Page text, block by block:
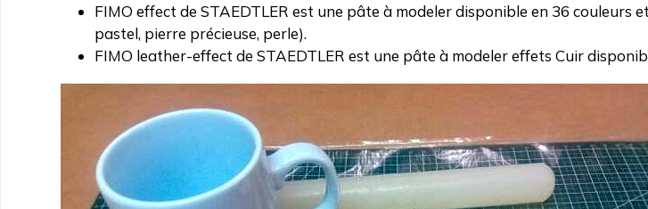
FIMO effect de STAEDTLER est une pâte à modeler disponible en 36
pastel, pierre précieuse, perle).
FIMO leather-effect de STAEDTLER est une pâte à modeler effets Cuir